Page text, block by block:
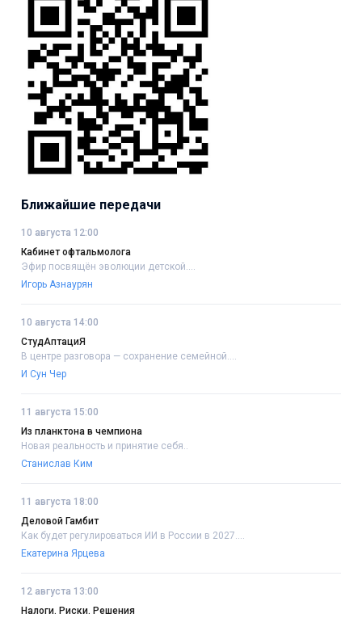
Ближайшие передачи
10 августа 12:00
Кабинет офтальмолога
Эфир посвящён эволюции детской....
Игорь Азнаурян
10 августа 14:00
СтудАптациЯ
В центре разговора — сохранение семейной....
И Сун Чер
11 августа 15:00
Из планктона в чемпиона
Новая реальность и принятие себя..
Станислав Ким
11 августа 18:00
Деловой Гамбит
Как будет регулироваться ИИ в России в 2027....
Екатерина Ярцева
12 августа 13:00
Налоги. Риски. Решения